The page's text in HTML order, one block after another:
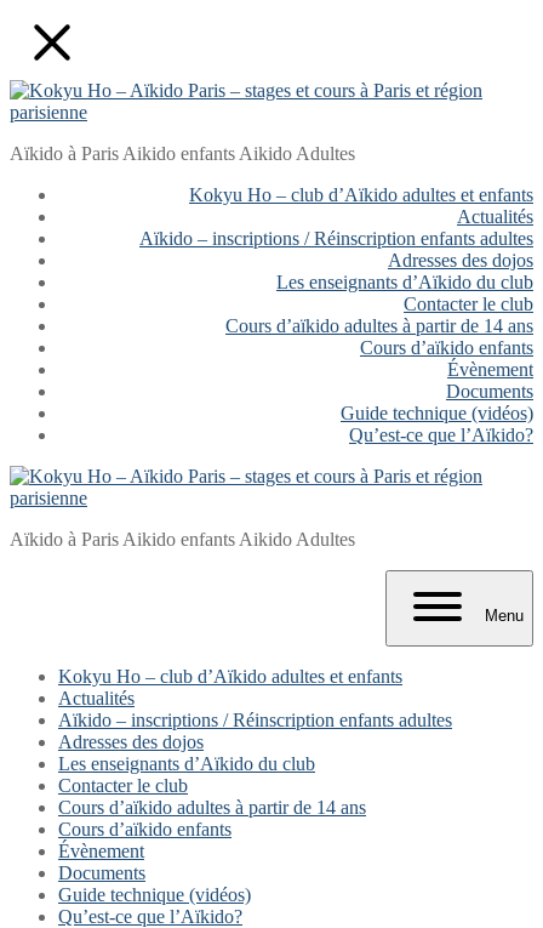
contenu
Menu
Aïkido à Paris Aikido enfants Aikido Adultes
Kokyu Ho – club d’Aïkido adultes et enfants
Actualités
Aïkido – inscriptions / Réinscription enfants adultes
Adresses des dojos
Les enseignants d’Aïkido du club
Contacter le club
Cours d’aïkido adultes à partir de 14 ans
Cours d’aïkido enfants
Évènement
Documents
Guide technique (vidéos)
Qu’est-ce que l’Aïkido?
Aïkido à Paris Aikido enfants Aikido Adultes
Menu
Kokyu Ho – club d’Aïkido adultes et enfants
Actualités
Aïkido – inscriptions / Réinscription enfants adultes
Adresses des dojos
Les enseignants d’Aïkido du club
Contacter le club
Cours d’aïkido adultes à partir de 14 ans
Cours d’aïkido enfants
Évènement
Documents
Guide technique (vidéos)
Qu’est-ce que l’Aïkido?